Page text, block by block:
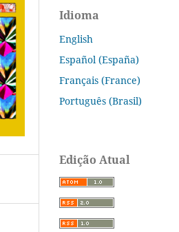
Idioma
English
Español (España)
Français (France)
Português (Brasil)
Edição Atual